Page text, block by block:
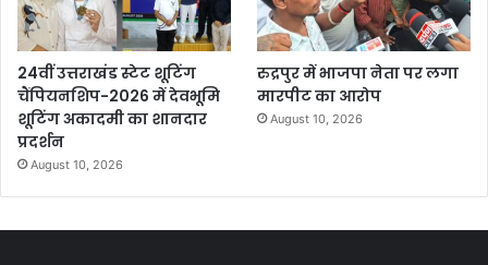
24वीं उत्तराखंड स्टेट शूटिंग
चैंपियनशिप-2026 में देवभूमि
शूटिंग अकादमी का शानदार
प्रदर्शन
August 10, 2026
रुद्रपुर में भाजपा नेता पर लगा
मारपीट का आरोप
August 10, 2026